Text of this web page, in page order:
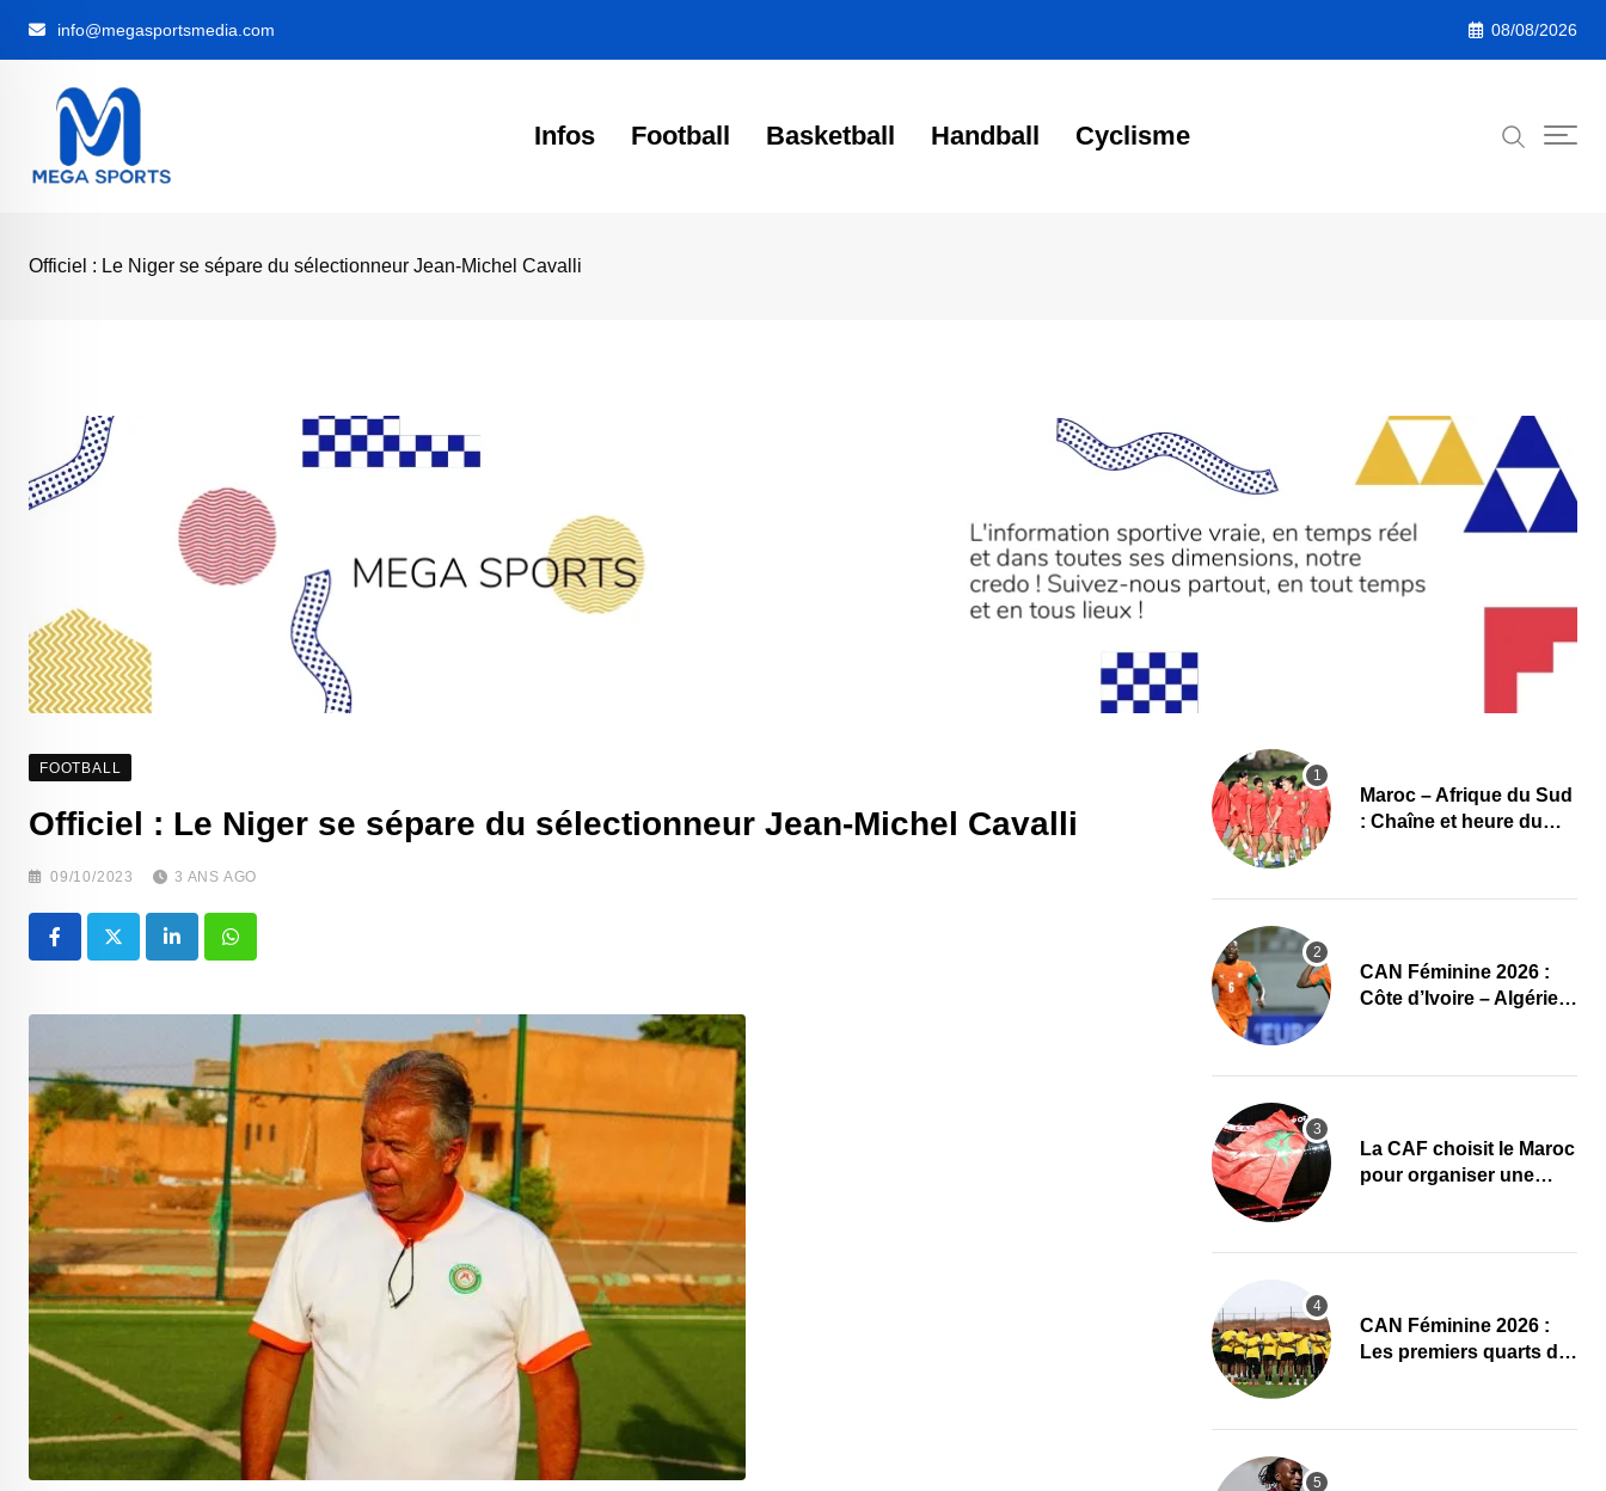
info@megasportsmedia.com 08/08/2026
Infos Football Basketball Handball Cyclisme
Officiel : Le Niger se sépare du sélectionneur Jean-Michel Cavalli
FOOTBALL
Officiel : Le Niger se sépare du sélectionneur Jean-Michel Cavalli
09/10/2023 3 ANS AGO
LinkedIn Whatsapp
Maroc – Afrique du Sud
: Chaîne et heure du
CAN Féminine 2026 :
Côte d’Ivoire – Algérie,
La CAF choisit le Maroc
pour organiser une
CAN Féminine 2026 :
Les premiers quarts de